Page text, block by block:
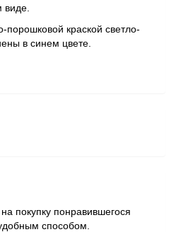
виде.
краской светло-
в синем цвете.
покупку понравившегося
способом.